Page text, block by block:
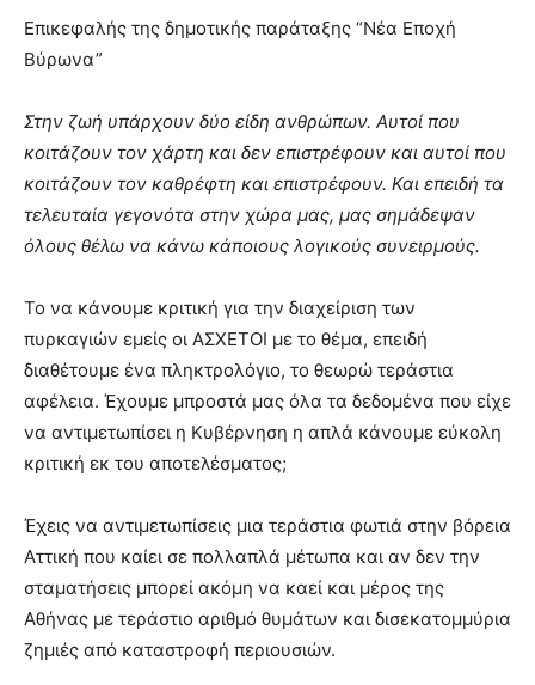
meaning
pain.
hd
porn
Επικεφαλής της δημοτικής παράταξης “Νέα Εποχή
Βύρωνα”
Στην ζωή υπάρχουν δύο είδη ανθρώπων. Αυτοί που
κοιτάζουν τον χάρτη και δεν επιστρέφουν και αυτοί που
κοιτάζουν τον καθρέφτη και επιστρέφουν. Και επειδή τα
τελευταία γεγονότα στην χώρα μας, μας σημάδεψαν
όλους θέλω να κάνω κάποιους λογικούς συνειρμούς.
Το να κάνουμε κριτική για την διαχείριση των
πυρκαγιών εμείς οι ΑΣΧΕΤΟΙ με το θέμα, επειδή
διαθέτουμε ένα πληκτρολόγιο, το θεωρώ τεράστια
αφέλεια. Έχουμε μπροστά μας όλα τα δεδομένα που είχε
να αντιμετωπίσει η Κυβέρνηση η απλά κάνουμε εύκολη
κριτική εκ του αποτελέσματος;
Έχεις να αντιμετωπίσεις μια τεράστια φωτιά στην βόρεια
Αττική που καίει σε πολλαπλά μέτωπα και αν δεν την
σταματήσεις μπορεί ακόμη να καεί και μέρος της
Αθήνας με τεράστιο αριθμό θυμάτων και δισεκατομμύρια
ζημιές από καταστροφή περιουσιών.